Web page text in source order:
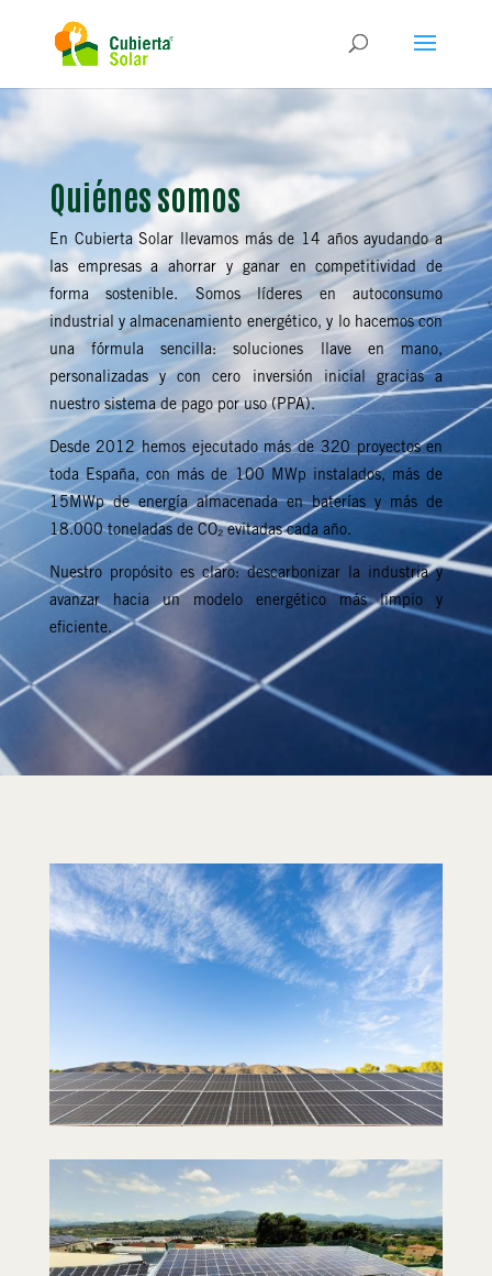
Quiénes somos
En Cubierta Solar llevamos más de 14 años ayudando a
las empresas a ahorrar y ganar en competitividad de
forma sostenible. Somos líderes en autoconsumo
industrial y almacenamiento energético, y lo hacemos con
una fórmula sencilla: soluciones llave en mano,
personalizadas y con cero inversión inicial gracias a
nuestro sistema de pago por uso (PPA).
Desde 2012 hemos ejecutado más de 320 proyectos en
toda España, con más de 100 MWp instalados, más de
15MWp de energía almacenada en baterías y más de
18.000 toneladas de CO₂ evitadas cada año.
Nuestro propósito es claro: descarbonizar la industria y
avanzar hacia un modelo energético más limpio y
eficiente.